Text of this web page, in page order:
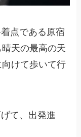
点である原宿
天の最高の天
けて歩いて行
て、出発進